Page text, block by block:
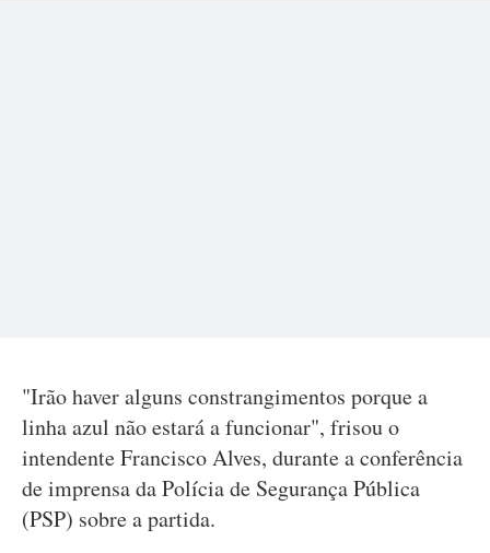
"Irão haver alguns constrangimentos porque a
linha azul não estará a funcionar", frisou o
intendente Francisco Alves, durante a conferência
de imprensa da Polícia de Segurança Pública
(PSP) sobre a partida.